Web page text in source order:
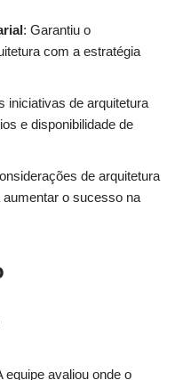
: Garantiu o
com a estratégia
iniciativas de arquitetura
e disponibilidade de
de arquitetura
o sucesso na
equipe avaliou onde o